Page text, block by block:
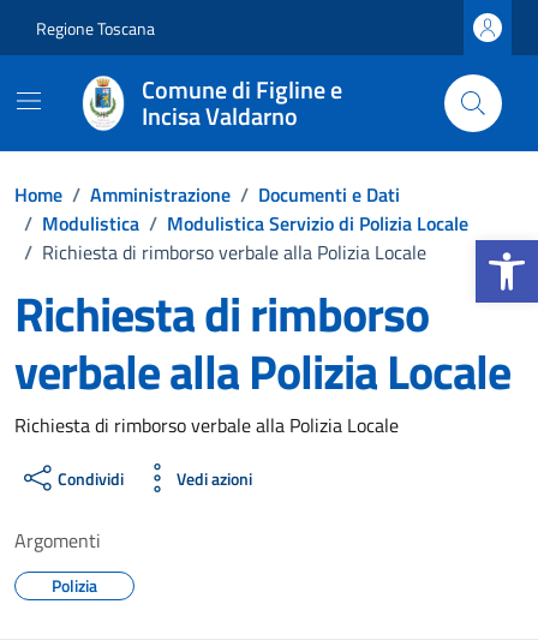
Apri la
Regione Toscana
Comune di Figline e
Incisa Valdarno
Home / Amministrazione / Documenti e Dati
/ Modulistica / Modulistica Servizio di Polizia Locale
/ Richiesta di rimborso verbale alla Polizia Locale
Richiesta di rimborso
verbale alla Polizia Locale
Dettagli del documento
Richiesta di rimborso verbale alla Polizia Locale
Condividi Vedi azioni
Argomenti
Polizia